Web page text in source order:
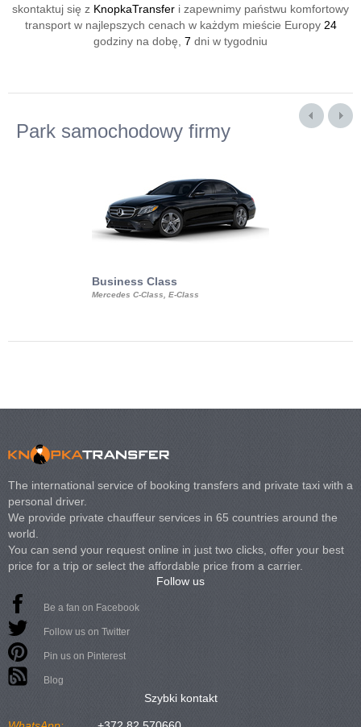
skontaktuj się z KnopkaTransfer i zapewnimy państwu komfortowy
transport w najlepszych cenach w każdym mieście Europy 24
godziny na dobę, 7 dni w tygodniu
Park samochodowy firmy
Business Class
Mercedes C-Class, E-Class
The international service of booking transfers and private taxi with a
personal driver.
We provide private chauffeur services in 65 countries around the
world.
You can send your request online in just two clicks, offer your best
price for a trip or select the affordable price from a carrier.
Follow us
Be a fan on Facebook
Follow us on Twitter
Pin us on Pinterest
Blog
Szybki kontakt